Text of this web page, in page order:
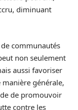
diminuant
communautés
non seulement
aussi favoriser
manière générale,
de promouvoir
contre les